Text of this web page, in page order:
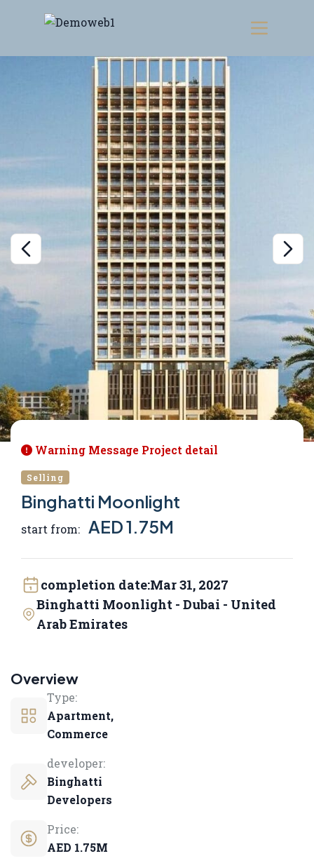
Warning Message Project detail
Selling
Binghatti Moonlight
start from: AED 1.75M
completion date:Mar 31, 2027
Binghatti Moonlight - Dubai - United
Arab Emirates
Overview
Type:
Apartment,
Commerce
developer:
Binghatti
Developers
Price:
AED 1.75M